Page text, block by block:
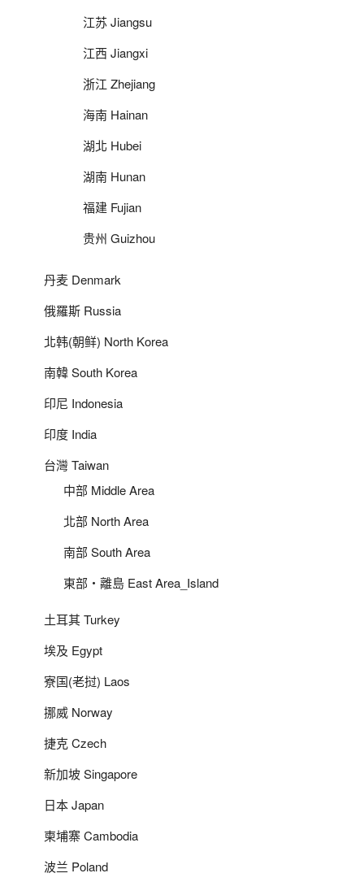
江苏 Jiangsu
江西 Jiangxi
浙江 Zhejiang
海南 Hainan
湖北 Hubei
湖南 Hunan
福建 Fujian
贵州 Guizhou
丹麦 Denmark
俄羅斯 Russia
北韩(朝鲜) North Korea
南韓 South Korea
印尼 Indonesia
印度 India
台灣 Taiwan
中部 Middle Area
北部 North Area
南部 South Area
東部‧離島 East Area_Island
土耳其 Turkey
埃及 Egypt
寮国(老挝) Laos
挪威 Norway
捷克 Czech
新加坡 Singapore
日本 Japan
柬埔寨 Cambodia
波兰 Poland